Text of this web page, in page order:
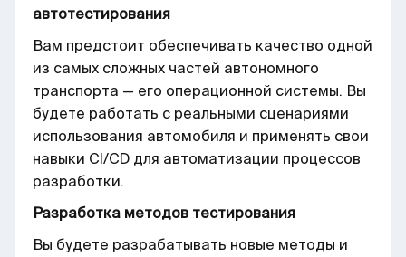
автотестирования
Вам предстоит обеспечивать качество одной
из самых сложных частей автономного
транспорта — его операционной системы. Вы
будете работать с реальными сценариями
использования автомобиля и применять свои
навыки CI/CD для автоматизации процессов
разработки.
Разработка методов тестирования
Вы будете разрабатывать новые методы и